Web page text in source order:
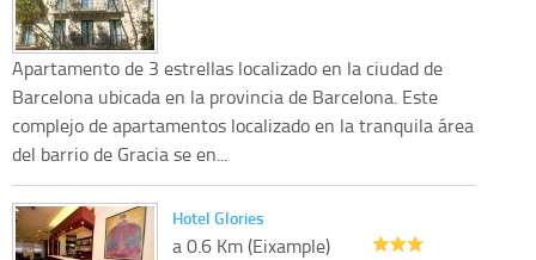
Apartamento de 3 estrellas localizado en la ciudad de
Barcelona ubicada en la provincia de Barcelona. Este
complejo de apartamentos localizado en la tranquila área
del barrio de Gracia se en...
Hotel Glories
a 0.6 Km (Eixample)